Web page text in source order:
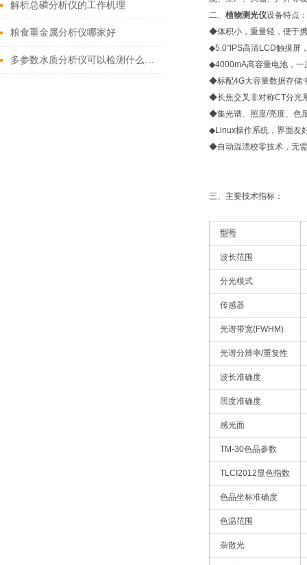
解析总磷分析仪的工作机理
粮食重金属分析仪哪家好
多参数水质分析仪可以检测什么（盘点2022好用的多参数水质分析仪）
二、 植物测光仪设备特点：
◆体积小，重量轻，便于
◆5.0"IPS高清LCD触摸屏
◆4000mA高容量电池，一
◆标配4G大容量数据存储
◆长焦交叉非对称CT分光
◆集光谱、照度/亮度、色
◆Linux操作系统，界面友
◆自动温漂校零技术，无
三、主要技术指标：
型号
波长范围
分光模式
传感器
光谱带宽(FWHM)
光谱分辨率/重复性
波长准确度
照度准确度
感光面
TM-30色品参数
TLCI2012显色指数
色品坐标准确度
色温范围
杂散光